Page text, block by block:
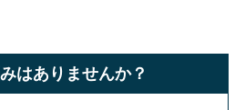
はありませんか？